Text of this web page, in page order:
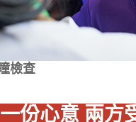
檢查
份心意 兩方